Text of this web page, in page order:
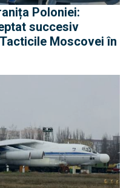
Poloniei:
succesiv
Moscovei în